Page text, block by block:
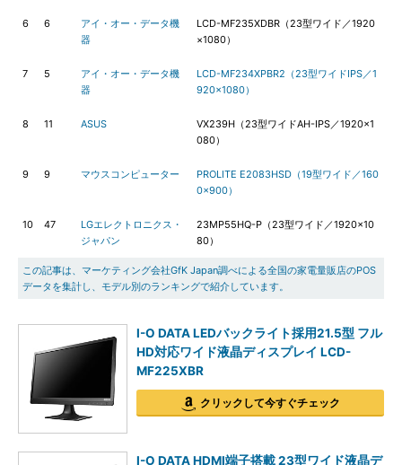
6 6
アイ・オー・データ機
器
LCD-MF235XDBR（23型ワイド／1920
×1080）
7 5
アイ・オー・データ機
器
LCD-MF234XPBR2（23型ワイドIPS／1
920×1080）
8 11 ASUS
VX239H（23型ワイドAH-IPS／1920×1
080）
9 9 マウスコンピューター
PROLITE E2083HSD（19型ワイド／160
0×900）
10 47
LGエレクトロニクス・
ジャパン
23MP55HQ-P（23型ワイド／1920×10
80）
この記事は、マーケティング会社GfK Japan調べによる全国の家電量販店のPOS
データを集計し、モデル別のランキングで紹介しています。
I-O DATA LEDバックライト採用21.5型 フル
HD対応ワイド液晶ディスプレイ LCD-
MF225XBR
クリックして今すぐチェック
I-O DATA HDMI端子搭載 23型ワイド液晶デ